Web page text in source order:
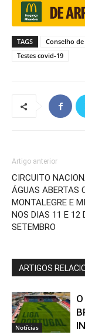
TAGS Conselho
Testes covid-19
Artigo anterior
CIRCUITO
ÁGUAS ABERTAS
MONTALEGRE E
NOS DIAS 11 E 12
SETEMBRO
ARTIGOS
Notícias